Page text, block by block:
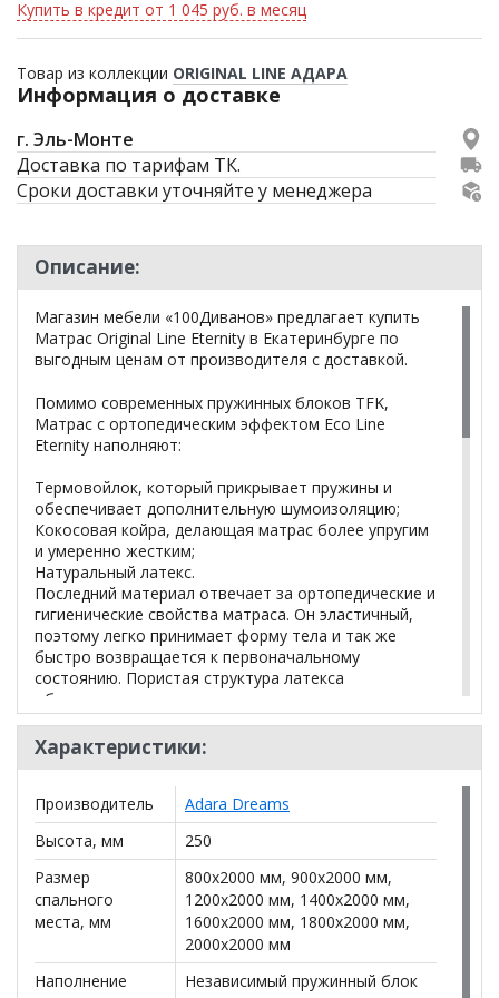
Купить в кредит от 1 045 руб. в месяц
Товар из коллекции ORIGINAL LINE АДАРА
Информация о доставке
г. Эль-Монте
Доставка по тарифам ТК.
Сроки доставки уточняйте у менеджера
Описание:
Магазин мебели «100Диванов» предлагает купить
Матрас Original Line Eternity в Екатеринбурге по
выгодным ценам от производителя с доставкой.
Помимо современных пружинных блоков TFK,
Матрас с ортопедическим эффектом Eco Line
Eternity наполняют:
Термовойлок, который прикрывает пружины и
обеспечивает дополнительную шумоизоляцию;
Кокосовая койра, делающая матрас более упругим
и умеренно жестким;
Натуральный латекс.
Последний материал отвечает за ортопедические и
гигиенические свойства матраса. Он эластичный,
поэтому легко принимает форму тела и так же
быстро возвращается к первоначальному
состоянию. Пористая структура латекса
обеспечивает постоянную циркуляцию воздуха и
комфортный для кожи микроклимат. При этом сам
материал не впитывает запахи и не может служить
домом для бактерий и пылевых клещей, поэтому
никогда не станет причиной аллергии и
раздражения. Чехол матраса выполнен из
трикотажа на объемной стежке, что придает
дополнительную пышность и мягкость матрасу.
Преимущества:
• Оптимальное соотношение цены и качества
• Комфорт: пружинный блок TFK
• Крепкий и здоровый сон
Характеристики:
Производитель
Adara Dreams
Высота, мм
250
Размер
спального
места, мм
800x2000 мм, 900x2000 мм,
1200x2000 мм, 1400x2000 мм,
1600x2000 мм, 1800x2000 мм,
2000x2000 мм
Наполнение
Независимый пружинный блок